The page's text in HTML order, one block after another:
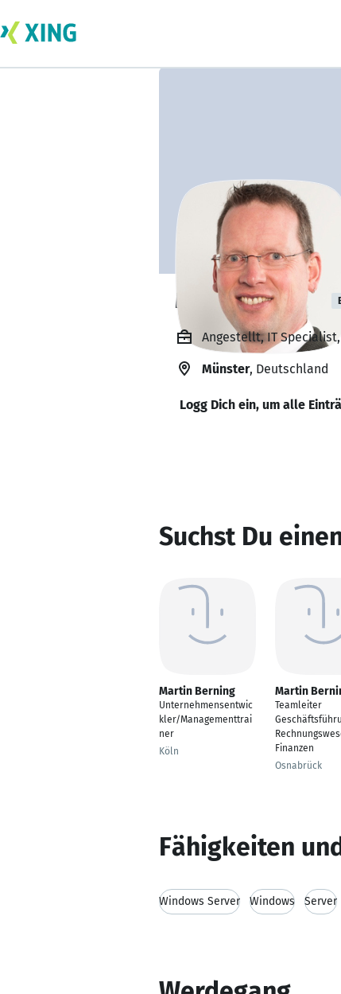
Martin Berning
Angestellt, IT
Münster, Deutschland
Logg Dich ein, um alle
Suchst Du
Martin Berning
Unternehmensentwic
kler/Managementtrai
ner
Köln
Martin
Teamleiter
Finanzen
Osnabrück
Fähigkeiten
Windows Server Windows Server